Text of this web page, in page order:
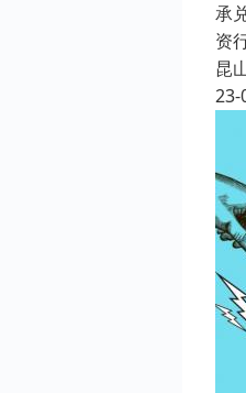
承
资
昆
23-